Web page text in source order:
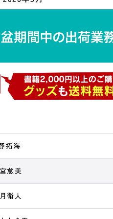
拓海
怠美
衛人